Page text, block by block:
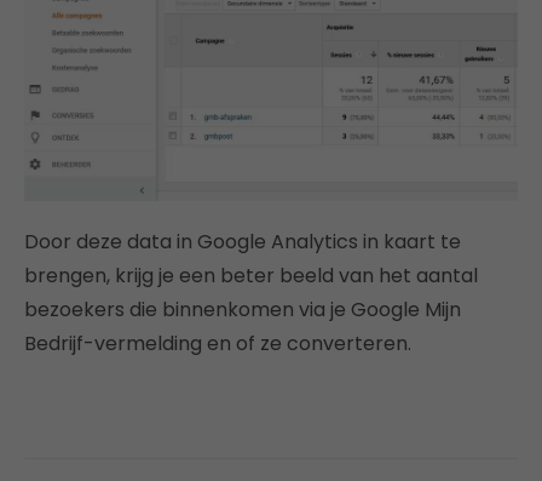
Door deze data in Google Analytics in kaart te
brengen, krijg je een beter beeld van het aantal
bezoekers die binnenkomen via je Google Mijn
Bedrijf-vermelding en of ze converteren.